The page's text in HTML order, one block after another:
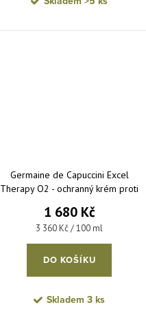
Germaine de Capuccini Excel
Therapy O2 - ochranný krém proti
1 680 Kč
Měrná cena:
3 360 Kč / 100 ml
DO KOŠÍKU
Skladem 3 ks